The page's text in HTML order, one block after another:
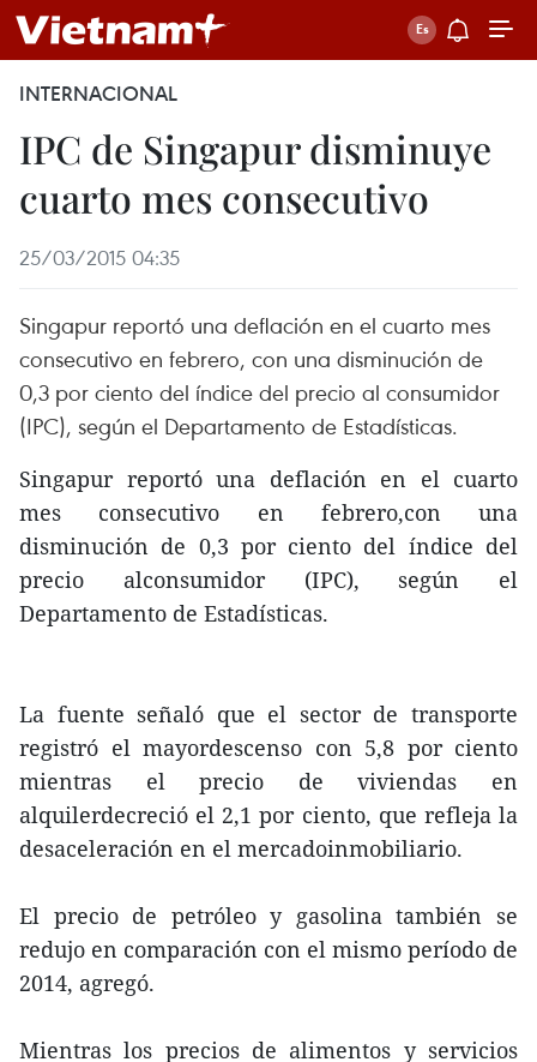
INTERNACIONAL
IPC de Singapur disminuye
cuarto mes consecutivo
25/03/2015 04:35
Singapur reportó una deflación en el cuarto mes
consecutivo en febrero, con una disminución de
0,3 por ciento del índice del precio al consumidor
(IPC), según el Departamento de Estadísticas.
Singapur reportó una deflación en el cuarto
mes consecutivo en febrero,con una
disminución de 0,3 por ciento del índice del
precio alconsumidor (IPC), según el
Departamento de Estadísticas.
La fuente señaló que el sector de transporte
registró el mayordescenso con 5,8 por ciento
mientras el precio de viviendas en
alquilerdecreció el 2,1 por ciento, que refleja la
desaceleración en el mercadoinmobiliario.
El precio de petróleo y gasolina también se
redujo en comparación con el mismo período de
2014, agregó.
Mientras los precios de alimentos y servicios